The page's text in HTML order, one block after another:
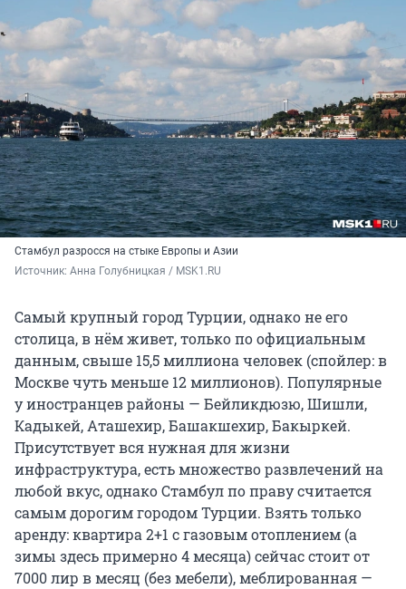
Стамбул разросся на стыке Европы и Азии
Источник: Анна Голубницкая / MSK1.RU
Самый крупный город Турции, однако не его
столица, в нём живет, только по официальным
данным, свыше 15,5 миллиона человек (спойлер: в
Москве чуть меньше 12 миллионов). Популярные
у иностранцев районы — Бейликдюзю, Шишли,
Кадыкей, Аташехир, Башакшехир, Бакыркей.
Присутствует вся нужная для жизни
инфраструктура, есть множество развлечений на
любой вкус, однако Стамбул по праву считается
самым дорогим городом Турции. Взять только
аренду: квартира 2+1 с газовым отоплением (а
зимы здесь примерно 4 месяца) сейчас стоит от
7000 лир в месяц (без мебели), меблированная —